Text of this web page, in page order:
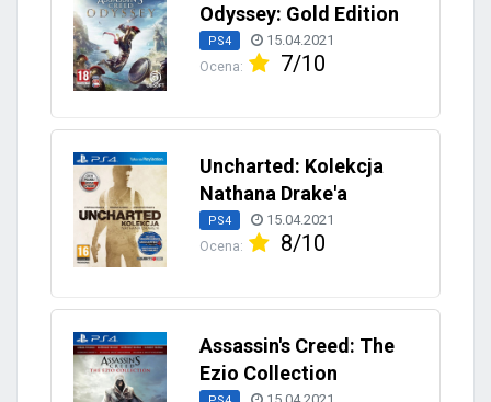
Odyssey: Gold Edition
PS4 15.04.2021
Ocena: 7/10
Uncharted: Kolekcja
Nathana Drake'a
PS4 15.04.2021
Ocena: 8/10
Assassin's Creed: The
Ezio Collection